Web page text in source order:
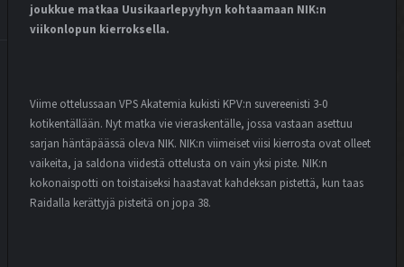
joukkue matkaa Uusikaarlepyyhyn kohtaamaan NIK:n
viikonlopun kierroksella.
Viime ottelussaan VPS Akatemia kukisti KPV:n suvereenisti 3-0
kotikentällään. Nyt matka vie vieraskentälle, jossa vastaan asettuu
sarjan häntäpäässä oleva NIK. NIK:n viimeiset viisi kierrosta ovat olleet
vaikeita, ja saldona viidestä ottelusta on vain yksi piste. NIK:n
kokonaispotti on toistaiseksi haastavat kahdeksan pistettä, kun taas
Raidalla kerättyjä pisteitä on jopa 38.